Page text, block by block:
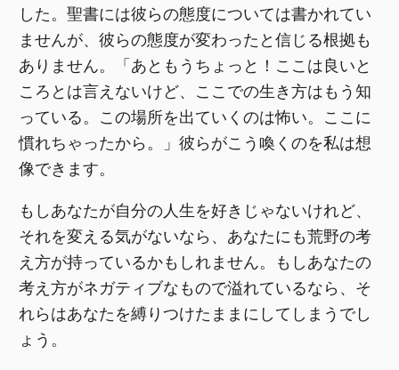
した。聖書には彼らの態度については書かれてい
ませんが、彼らの態度が変わったと信じる根拠も
ありません。「あともうちょっと！ここは良いと
ころとは言えないけど、ここでの生き方はもう知
っている。この場所を出ていくのは怖い。ここに
慣れちゃったから。」彼らがこう喚くのを私は想
像できます。
もしあなたが自分の人生を好きじゃないけれど、
それを変える気がないなら、あなたにも荒野の考
え方が持っているかもしれません。もしあなたの
考え方がネガティブなもので溢れているなら、そ
れらはあなたを縛りつけたままにしてしまうでし
ょう。